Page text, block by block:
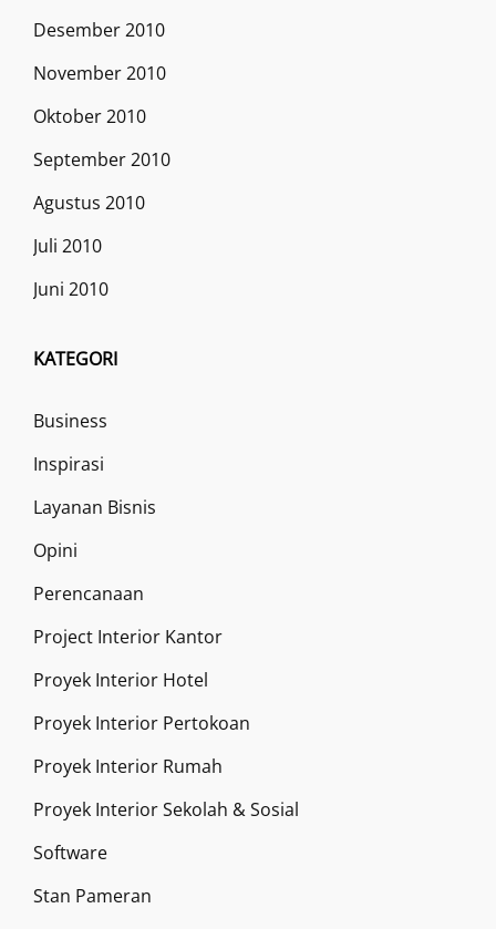
Desember 2010
November 2010
Oktober 2010
September 2010
Agustus 2010
Juli 2010
Juni 2010
KATEGORI
Business
Inspirasi
Layanan Bisnis
Opini
Perencanaan
Project Interior Kantor
Proyek Interior Hotel
Proyek Interior Pertokoan
Proyek Interior Rumah
Proyek Interior Sekolah & Sosial
Software
Stan Pameran